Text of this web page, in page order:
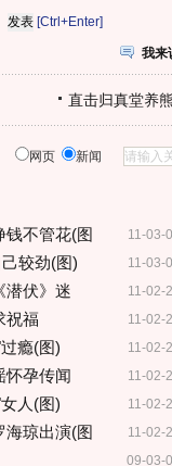
[Ctrl+Enter]
我来
直击归真堂养
网页 新闻
11-03-
钱不管花(图
11-03-
较劲(图)
11-02-
潜伏》迷
11-02-
祝福
11-02-
瘾(图)
11-02-
怀孕传闻
11-02-
人(图)
11-02-
海琼出演(图
09-03-